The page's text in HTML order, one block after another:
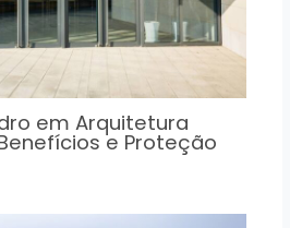
em Arquitetura
e Proteção